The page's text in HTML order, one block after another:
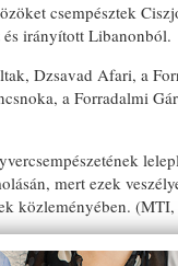
csempésztek
irányított Libanonból.
Dzsavad Afari, a
a Forradalmi
mert ezek
közleményében.